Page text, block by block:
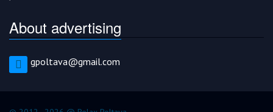
About advertising
gpoltava@gmail.com